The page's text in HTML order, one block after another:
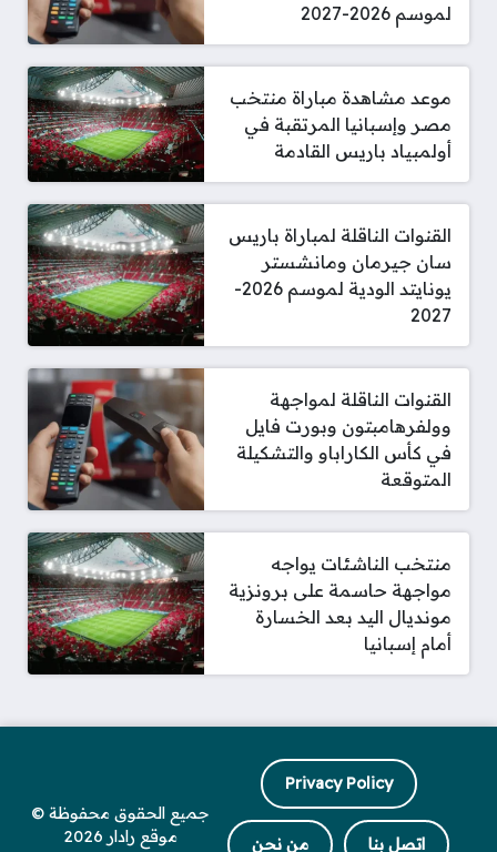
لموسم 2026-2027
موعد مشاهدة مباراة منتخب
مصر وإسبانيا المرتقبة في
أولمبياد باريس القادمة
القنوات الناقلة لمباراة باريس
سان جيرمان ومانشستر
يونايتد الودية لموسم 2026-
2027
القنوات الناقلة لمواجهة
وولفرهامبتون وبورت فايل
في كأس الكاراباو والتشكيلة
المتوقعة
منتخب الناشئات يواجه
مواجهة حاسمة على برونزية
مونديال اليد بعد الخسارة
أمام إسبانيا
Privacy Policy
اتصل بنا من نحن
جميع الحقوق محفوظة ©
موقع رادار 2026